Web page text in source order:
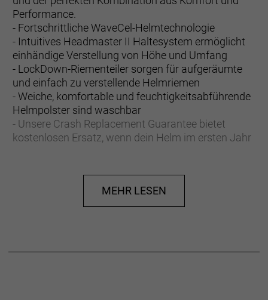
Performance.
- Fortschrittliche WaveCel-Helmtechnologie
- Intuitives Headmaster II Haltesystem ermöglicht
einhändige Verstellung von Höhe und Umfang
- LockDown-Riementeiler sorgen für aufgeräumte
und einfach zu verstellende Helmriemen
- Weiche, komfortable und feuchtigkeitsabführende
Helmpolster sind waschbar
- Unsere Crash Replacement Guarantee bietet
kostenlosen Ersatz, wenn dein Helm im ersten Jahr
ermöglicht dir, deinen Helm zurückzugeben, wenn
du aus irgendeinem Grund nicht zufrieden bist
- Unsere Crash Replacement Guarantee bietet
MEHR LESEN